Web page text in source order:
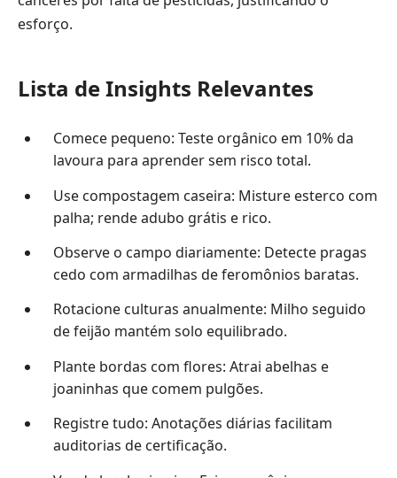
esforço.
Lista de Insights Relevantes
Comece pequeno: Teste orgânico em 10% da
lavoura para aprender sem risco total.
Use compostagem caseira: Misture esterco com
palha; rende adubo grátis e rico.
Observe o campo diariamente: Detecte pragas
cedo com armadilhas de feromônios baratas.
Rotacione culturas anualmente: Milho seguido
de feijão mantém solo equilibrado.
Plante bordas com flores: Atrai abelhas e
joaninhas que comem pulgões.
Registre tudo: Anotações diárias facilitam
auditorias de certificação.